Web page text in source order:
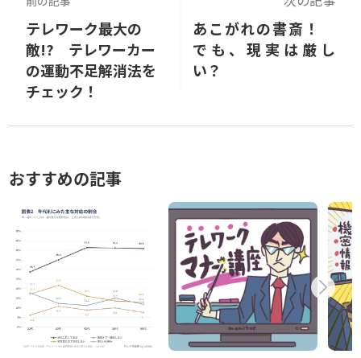
テレワーク最大の
敵!? テレワーカー
の運動不足解消法を
チェック！
あこがれの書斎！
でも、現実は厳し
い？
おすすめの記事